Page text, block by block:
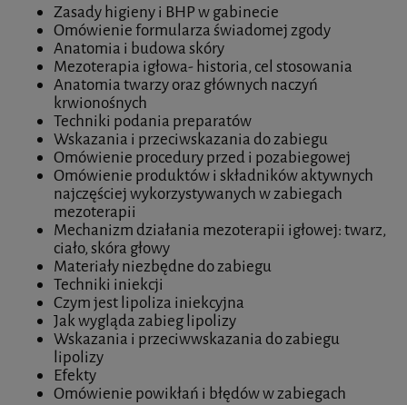
Zasady higieny i BHP w gabinecie
Omówienie formularza świadomej zgody
Anatomia i budowa skóry
Mezoterapia igłowa- historia, cel stosowania
Anatomia twarzy oraz głównych naczyń
krwionośnych
Techniki podania preparatów
Wskazania i przeciwskazania do zabiegu
Omówienie procedury przed i pozabiegowej
Omówienie produktów i składników aktywnych
najczęściej wykorzystywanych w zabiegach
mezoterapii
Mechanizm działania mezoterapii igłowej: twarz,
ciało, skóra głowy
Materiały niezbędne do zabiegu
Techniki iniekcji
Czym jest lipoliza iniekcyjna
Jak wygląda zabieg lipolizy
Wskazania i przeciwwskazania do zabiegu
lipolizy
Efekty
Omówienie powikłań i błędów w zabiegach